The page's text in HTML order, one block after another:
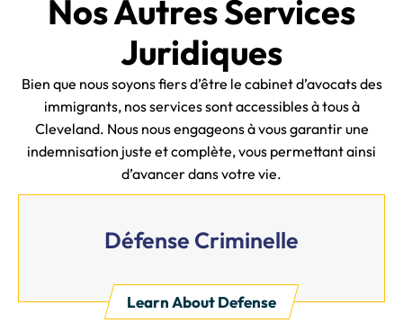
Nos Autres Services
Juridiques
Bien que nous soyons fiers d’être le cabinet d’avocats des
immigrants, nos services sont accessibles à tous à
Cleveland. Nous nous engageons à vous garantir une
indemnisation juste et complète, vous permettant ainsi
d’avancer dans votre vie.
Défense Criminelle
Learn About Defense